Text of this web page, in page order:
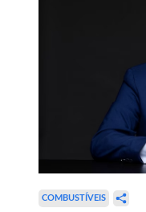
COMBUSTÍVEIS